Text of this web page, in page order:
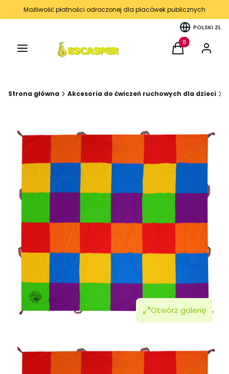
Możliwość płatności odroczonej dla placówek publicznych
POLSKI ZŁ
Menu Produkty w
Koszyk Zaloguj
Strona główna Akcesoria do ćwiczeń ruchowych dla dzieci
Otwórz galerię